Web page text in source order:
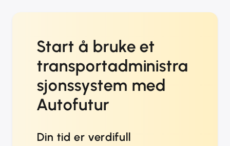
Start å bruke et
transportadministra
sjonssystem med
Autofutur
Din tid er verdifull